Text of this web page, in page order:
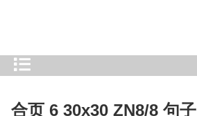
合页 6 30x30 ZN8/8 句子